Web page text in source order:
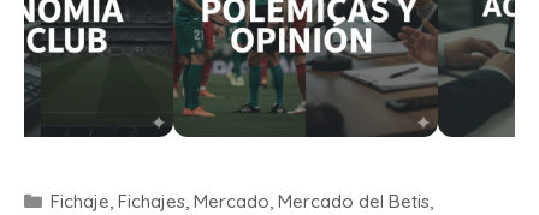
Fichaje, Fichajes, Mercado, Mercado del Betis,